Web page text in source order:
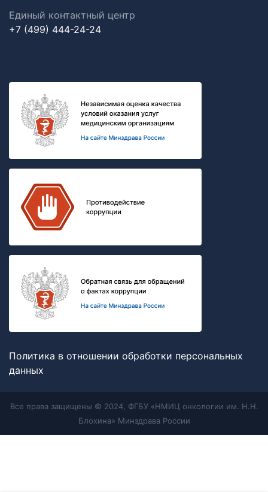
Единый контактный центр
+7 (499) 444-24-24
Политика в отношении обработки персональных
данных
Все права защищены © 2024, ФГБУ «НМИЦ онкологии им. Н.Н.
Блохина» Минздрава России